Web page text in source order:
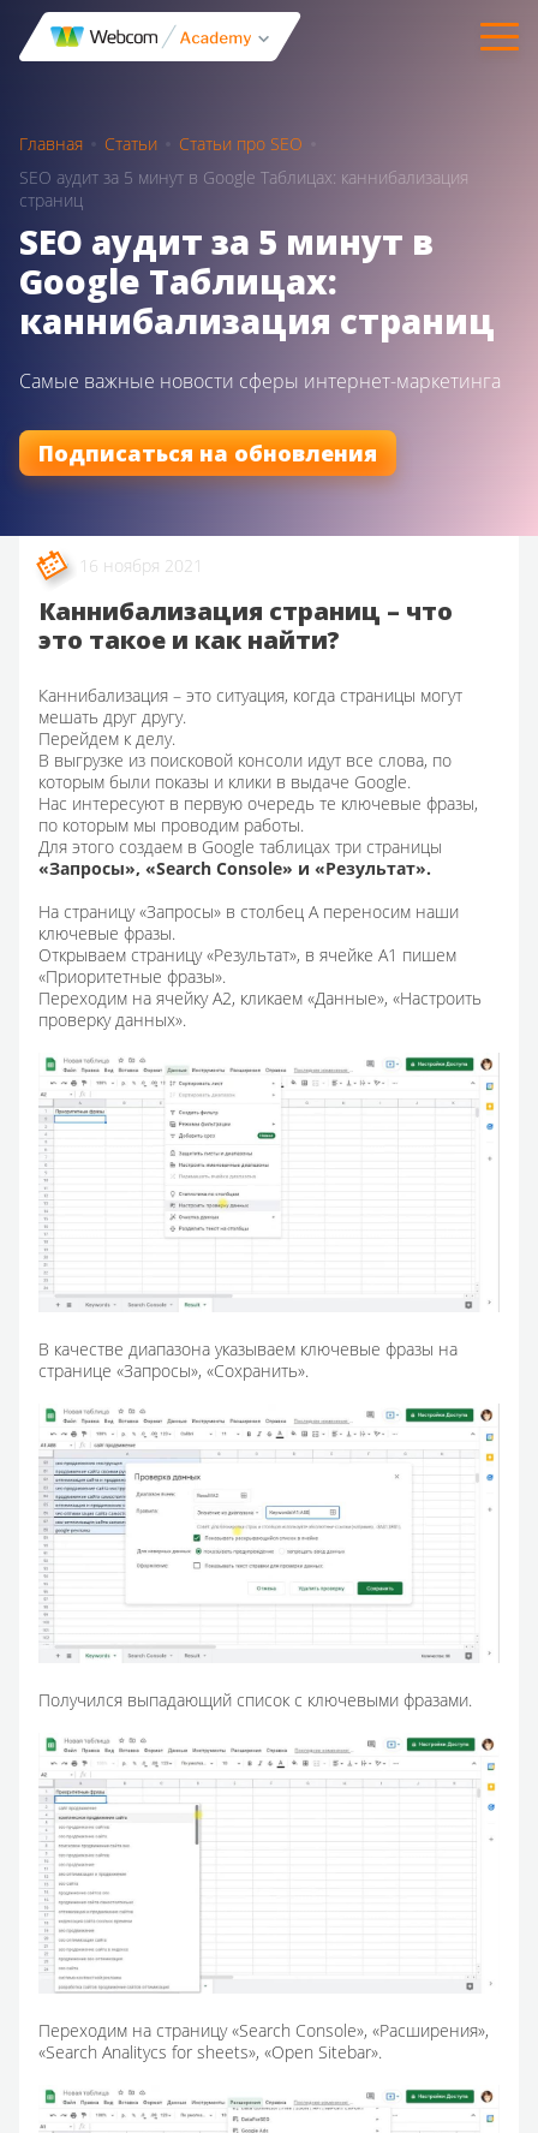
Главная Статьи
Статьи про SEO
SEO аудит за 5 минут в Google Таблицах: каннибализация
страниц
SEO аудит за 5 минут в
Google Таблицах:
каннибализация страниц
Самые важные новости сферы интернет-маркетинга
Подписаться на обновления
16 ноября 2021
Каннибализация страниц – что
это такое и как найти?
Каннибализация – это ситуация, когда страницы могут
мешать друг другу.
Перейдем к делу.
В выгрузке из поисковой консоли идут все слова, по
которым были показы и клики в выдаче Google.
Нас интересуют в первую очередь те ключевые фразы,
по которым мы проводим работы.
Для этого создаем в Google таблицах три страницы
«Запросы», «Search Console» и «Результат».
На страницу «Запросы» в столбец А переносим наши
ключевые фразы.
Открываем страницу «Результат», в ячейке А1 пишем
«Приоритетные фразы».
Переходим на ячейку А2, кликаем «Данные», «Настроить
проверку данных».
В качестве диапазона указываем ключевые фразы на
странице «Запросы», «Сохранить».
Получился выпадающий список с ключевыми фразами.
Переходим на страницу «Search Console», «Расширения»,
«Search Analitycs for sheets», «Open Sitebar».